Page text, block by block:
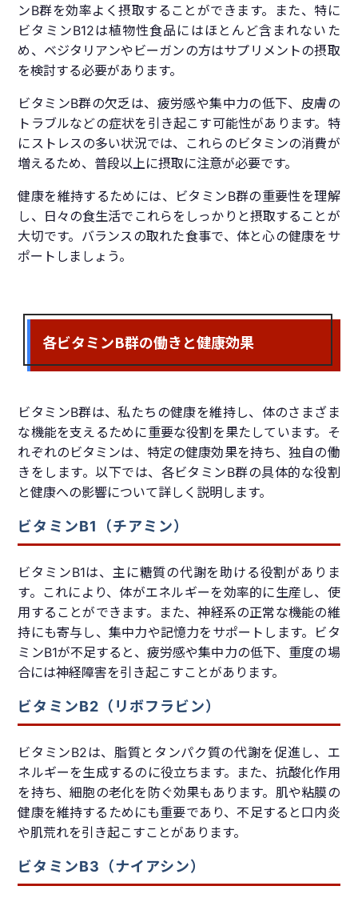
ンB群を効率よく摂取することができます。また、特に
ビタミンB12は植物性食品にはほとんど含まれないた
め、ベジタリアンやビーガンの方はサプリメントの摂取
を検討する必要があります。
ビタミンB群の欠乏は、疲労感や集中力の低下、皮膚の
トラブルなどの症状を引き起こす可能性があります。特
にストレスの多い状況では、これらのビタミンの消費が
増えるため、普段以上に摂取に注意が必要です。
健康を維持するためには、ビタミンB群の重要性を理解
し、日々の食生活でこれらをしっかりと摂取することが
大切です。バランスの取れた食事で、体と心の健康をサ
ポートしましょう。
各ビタミンB群の働きと健康効果
ビタミンB群は、私たちの健康を維持し、体のさまざま
な機能を支えるために重要な役割を果たしています。そ
れぞれのビタミンは、特定の健康効果を持ち、独自の働
きをします。以下では、各ビタミンB群の具体的な役割
と健康への影響について詳しく説明します。
ビタミンB1（チアミン）
ビタミンB1は、主に糖質の代謝を助ける役割がありま
す。これにより、体がエネルギーを効率的に生産し、使
用することができます。また、神経系の正常な機能の維
持にも寄与し、集中力や記憶力をサポートします。ビタ
ミンB1が不足すると、疲労感や集中力の低下、重度の場
合には神経障害を引き起こすことがあります。
ビタミンB2（リボフラビン）
ビタミンB2は、脂質とタンパク質の代謝を促進し、エ
ネルギーを生成するのに役立ちます。また、抗酸化作用
を持ち、細胞の老化を防ぐ効果もあります。肌や粘膜の
健康を維持するためにも重要であり、不足すると口内炎
や肌荒れを引き起こすことがあります。
ビタミンB3（ナイアシン）